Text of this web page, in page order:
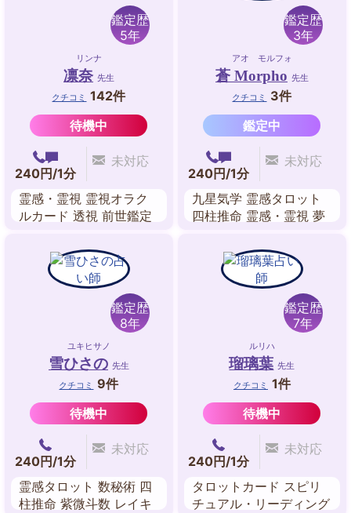
鑑定歴
5年
リンナ
凛奈 先生
クチコミ
142件
待機中
240円/1分
未対応
霊感・霊視 霊視オラク
ルカード 透視 前世鑑定
スピリチュアル・リーデ
ィング 風水
鑑定歴
3年
アオ モルフォ
蒼 Morpho 先生
クチコミ
3件
鑑定中
240円/1分
未対応
九星気学 霊感タロット
四柱推命 霊感・霊視 夢
鑑定歴
8年
ユキヒサノ
雪ひさの 先生
クチコミ
9件
待機中
240円/1分
未対応
霊感タロット 数秘術 四
柱推命 紫微斗数 レイキ
鑑定歴
7年
ルリハ
瑠璃葉 先生
クチコミ 1件
待機中
240円/1分
未対応
タロットカード スピリ
チュアル・リーディング